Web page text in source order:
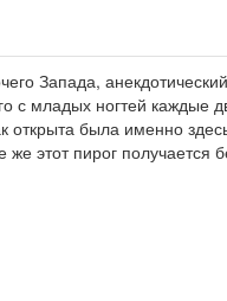
Запада,
с младых ногтей каждые
открыта была именно
этот пирог получается